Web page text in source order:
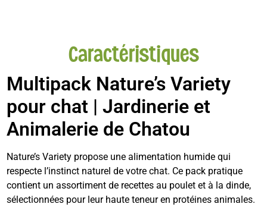
Caractéristiques
Multipack Nature’s Variety
pour chat | Jardinerie et
Animalerie de Chatou
Nature’s Variety propose une alimentation humide qui
respecte l’instinct naturel de votre chat. Ce pack pratique
contient un assortiment de recettes au poulet et à la dinde,
sélectionnées pour leur haute teneur en protéines animales.